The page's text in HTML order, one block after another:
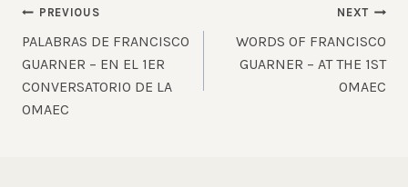
Post
navigation
PREVIOUS
PALABRAS DE FRANCISCO
GUARNER – EN EL 1ER
CONVERSATORIO DE LA
OMAEC
NEXT
WORDS OF FRANCISCO
GUARNER – AT THE 1ST
OMAEC